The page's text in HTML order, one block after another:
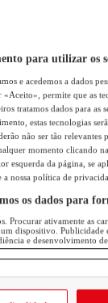
para utilizar os
e acedemos a dados
permite que as
tratamos dados para
estas tecnologias
não ser tão relevantes
momento clicando
esquerda da página, se
a nossa política de
os dados para
Procurar ativamente as
dispositivo. Publicidade
e desenvolvimento